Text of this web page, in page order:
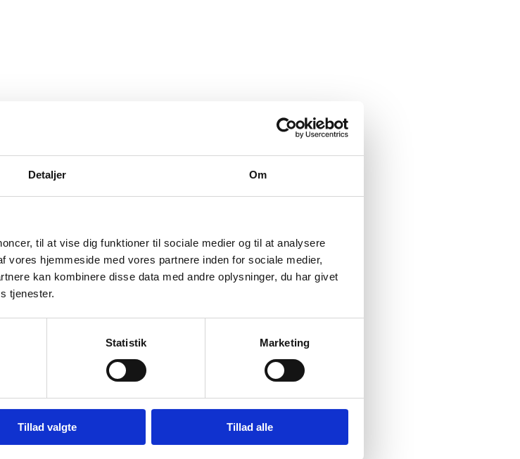
Detaljer Om
til at vise dig funktioner til sociale medier og til at analysere
vores hjemmeside med vores partnere inden for sociale medier,
kan kombinere disse data med andre oplysninger, du har givet
tjenester.
Statistik Marketing
Tillad valgte Tillad alle